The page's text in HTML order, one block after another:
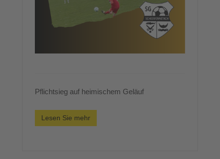
Pflichtsieg auf heimischem Geläuf
Lesen Sie mehr